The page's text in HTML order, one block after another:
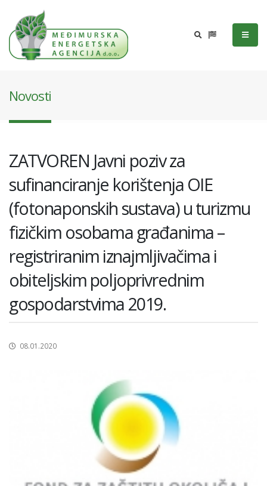
Novosti
ZATVOREN Javni poziv za
sufinanciranje korištenja OIE
(fotonaponskih sustava) u turizmu
fizičkim osobama građanima –
registriranim iznajmljivačima i
obiteljskim poljoprivrednim
gospodarstvima 2019.
08.01.2020